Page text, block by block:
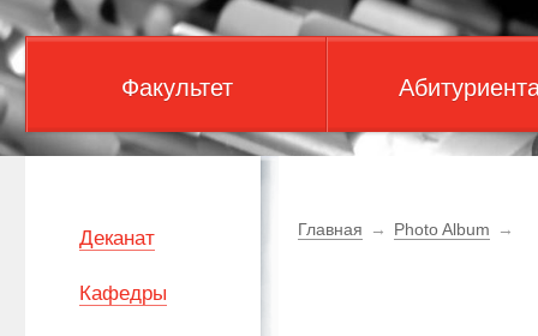
Факультет
Главная → Photo Album →
Деканат
Кафедры